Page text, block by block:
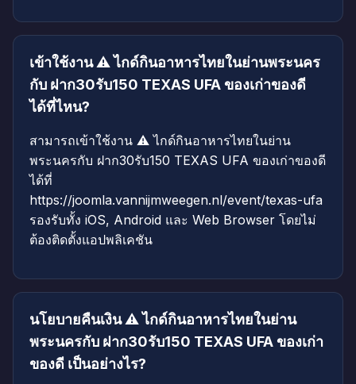
เข้าใช้งาน ⚠️ ไกด์กินอาหารไทยในย่านพระนคร
กับ ฝาก30รับ150 TEXAS UFA ของเก่าของดี
ได้ที่ไหน?
สามารถเข้าใช้งาน ⚠️ ไกด์กินอาหารไทยในย่าน
พระนครกับ ฝาก30รับ150 TEXAS UFA ของเก่าของดี
ได้ที่
https://joomla.vannijmweegen.nl/event/texas-ufa
รองรับทั้ง iOS, Android และ Web Browser โดยไม่
ต้องติดตั้งแอปพลิเคชัน
นโยบายคืนเงิน ⚠️ ไกด์กินอาหารไทยในย่าน
พระนครกับ ฝาก30รับ150 TEXAS UFA ของเก่า
ของดี เป็นอย่างไร?